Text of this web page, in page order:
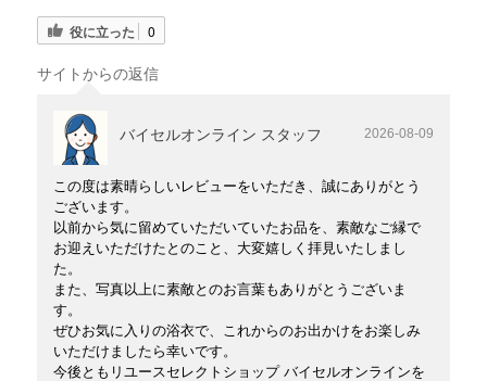
役に立った 0
サイトからの返信
バイセルオンライン スタッフ 2026-08-09
この度は素晴らしいレビューをいただき、誠にありがとう
ございます。
以前から気に留めていただいていたお品を、素敵なご縁で
お迎えいただけたとのこと、大変嬉しく拝見いたしまし
た。
また、写真以上に素敵とのお言葉もありがとうございま
す。
ぜひお気に入りの浴衣で、これからのお出かけをお楽しみ
いただけましたら幸いです。
今後ともリユースセレクトショップ バイセルオンラインを